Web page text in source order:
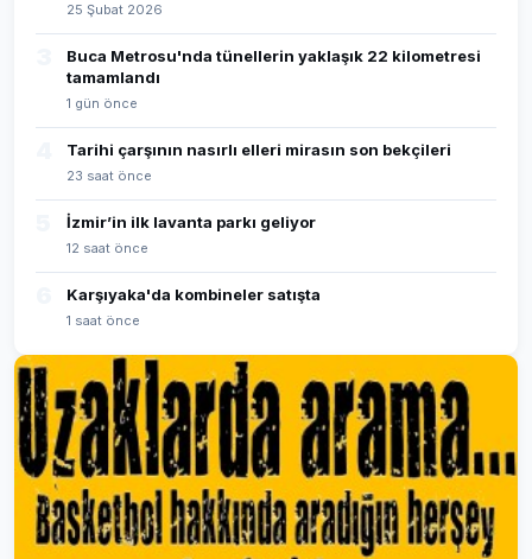
25 Şubat 2026
Buca Metrosu'nda tünellerin yaklaşık 22 kilometresi
tamamlandı
1 gün önce
Tarihi çarşının nasırlı elleri mirasın son bekçileri
23 saat önce
İzmir’in ilk lavanta parkı geliyor
12 saat önce
Karşıyaka'da kombineler satışta
1 saat önce